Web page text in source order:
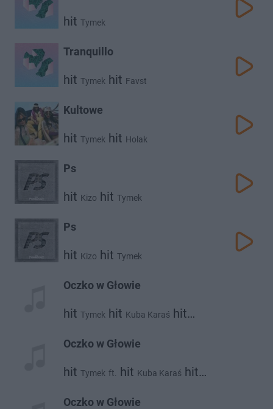
hit Tymek
Tranquillo
hit Tymek hit Favst
Kultowe
hit Tymek hit Holak
Ps
hit Kizo hit Tymek
Ps
hit Kizo hit Tymek
Oczko w Głowie
hit Tymek hit Kuba Karaś hit
Oczko w Głowie
hit Tymek ft. hit Kuba Karaś hit
Oczko w Głowie